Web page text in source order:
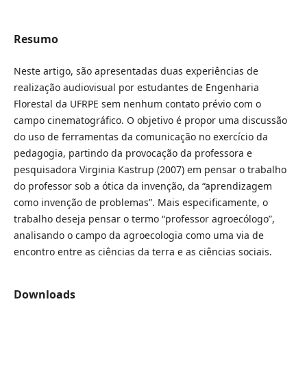
Resumo
Neste artigo, são apresentadas duas experiências de
realização audiovisual por estudantes de Engenharia
Florestal da UFRPE sem nenhum contato prévio com o
campo cinematográfico. O objetivo é propor uma discussão
do uso de ferramentas da comunicação no exercício da
pedagogia, partindo da provocação da professora e
pesquisadora Virginia Kastrup (2007) em pensar o trabalho
do professor sob a ótica da invenção, da “aprendizagem
como invenção de problemas”. Mais especificamente, o
trabalho deseja pensar o termo “professor agroecólogo”,
analisando o campo da agroecologia como uma via de
encontro entre as ciências da terra e as ciências sociais.
Downloads